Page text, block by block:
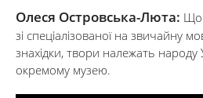
Олеся Островська-Люта: Що
зі спеціалізованої на звичайну
знахідки, твори належать народу
окремому музею.